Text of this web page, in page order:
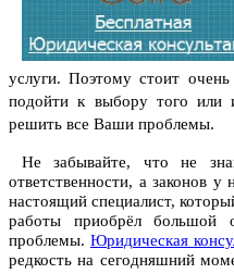
услуги. Поэтому стоит
подойти к выбору того или
решить все Ваши проблемы.
Не забывайте, что не
ответственности, а законов у
настоящий специалист,
работы приобрёл
проблемы. Юридическая
редкость на сегодняшний